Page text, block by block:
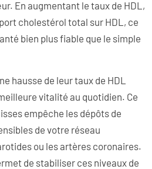
En augmentant le taux de HDL,
cholestérol total sur HDL, ce
bien plus fiable que le simple
hausse de leur taux de HDL
vitalité au quotidien. Ce
empêche les dépôts de
de votre réseau
ou les artères coronaires.
de stabiliser ces niveaux de